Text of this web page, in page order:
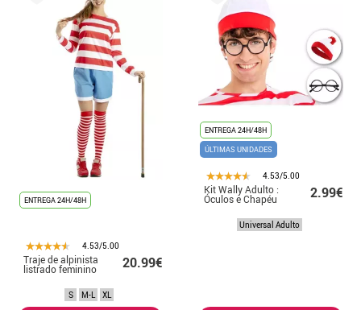
ENTREGA 24H/48H
4.53/5.00
Traje de alpinista
listrado feminino 20.99€
S M-L XL
ENTREGA 24H/48H
ÚLTIMAS UNIDADES
4.53/5.00
Kit Wally Adulto :
Óculos e Chapéu 2.99€
Universal Adulto